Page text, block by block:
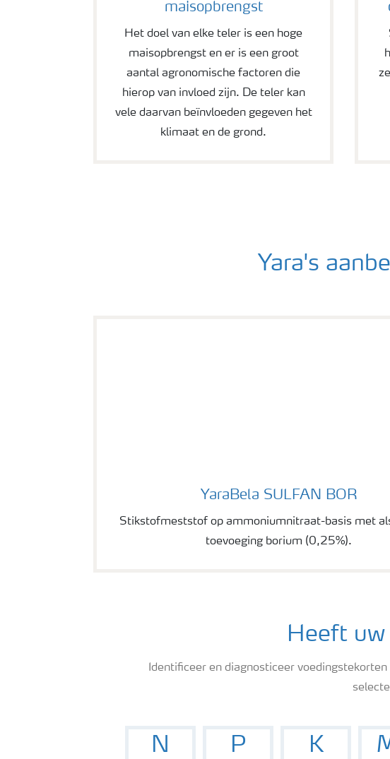
maisopbrengst
Het doel van elke teler is een hoge
maisopbrengst en er is een groot
aantal agronomische factoren die
hierop van invloed zijn. De teler kan
vele daarvan beïnvloeden gegeven het
klimaat en de grond.
Yara's
YaraBela SULFAN BOR
Stikstofmeststof op ammoniumnitraat-basis met
toevoeging borium (0,25%).
Heeft uw
Identificeer en diagnosticeer
N P K